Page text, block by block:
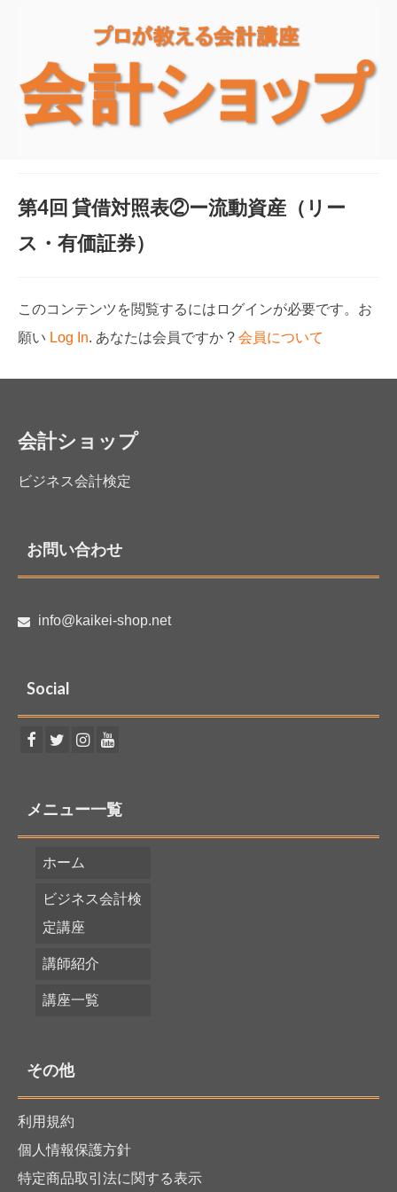
第4回 貸借対照表②ー流動資産（リー
ス・有価証券）
このコンテンツを閲覧するにはログインが必要です。お
願い Log In. あなたは会員ですか ? 会員について
会計ショップ
ビジネス会計検定
お問い合わせ
info@kaikei-shop.net
Social
メニュー一覧
ホーム
ビジネス会計検
定講座
講師紹介
講座一覧
その他
利用規約
個人情報保護方針
特定商品取引法に関する表示